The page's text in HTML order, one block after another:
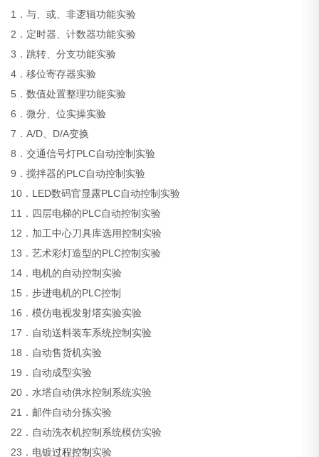
1．与、或、非逻辑功能实验
2．定时器、计数器功能实验
3．跳转、分支功能实验
4．移位寄存器实验
5．数值处置整理功能实验
6．微分、位实操实验
7．A/D、D/A变换
8．交通信号灯PLC自动控制实验
9．搅拌器的PLC自动控制实验
10．LED数码官显露PLC自动控制实验
11．四层电梯的PLC自动控制实验
12．加工中心刀具库选用控制实验
13．艺术彩灯造型的PLC控制实验
14．电机的自动控制实验
15．步进电机的PLC控制
16．模仿电视发射塔实验实验
17．自动送料装车系统控制实验
18．自动售货机实验
19．自动成型实验
20．水塔自动供水控制系统实验
21．邮件自动分拣实验
22．自动洗衣机控制系统模仿实验
23．电镀过程控制 实验